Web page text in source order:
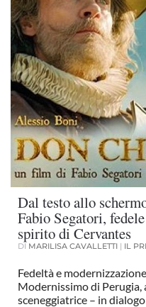
Dal testo allo
Fabio Segatori,
spirito di Cervantes
DI MARILISA CAVALLETTI | IL
Fedeltà e
Modernissimo di Perugia,
sceneggiatrice – in dialogo